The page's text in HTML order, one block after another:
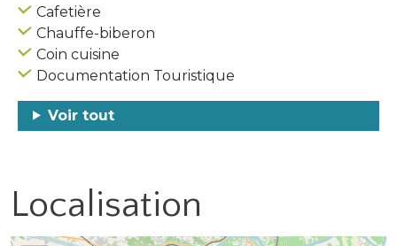
Cafetière
Chauffe-biberon
Coin cuisine
Documentation Touristique
Voir tout
Localisation